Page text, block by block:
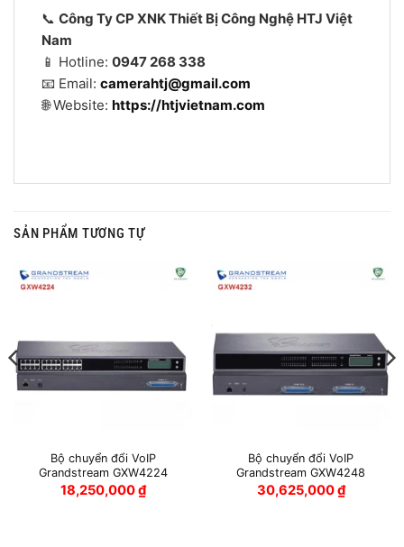
📞 Công Ty CP XNK Thiết Bị Công Nghệ HTJ Việt
Nam
📱 Hotline: 0947 268 338
📧 Email: camerahtj@gmail.com
🌐 Website: https://htjvietnam.com
SẢN PHẨM TƯƠNG TỰ
Bộ chuyển đổi VoIP
Grandstream GXW4224
18,250,000₫
Bộ chuyển đổi VoIP
Grandstream GXW4248
30,625,000₫